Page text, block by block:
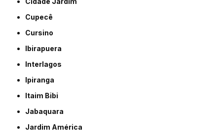
Cupecê
Cursino
Ibirapuera
Interlagos
Ipiranga
Itaim Bibi
Jabaquara
Jardim América